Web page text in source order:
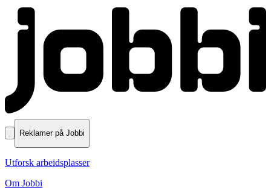
Reklamer på Jobbi
Utforsk arbeidsplasser
Om Jobbi